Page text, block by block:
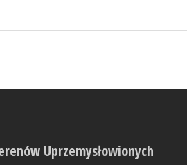
Uprzemysłowionych